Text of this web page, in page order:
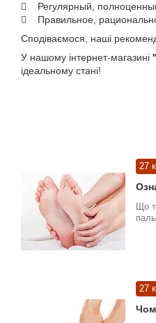
 Регулярный,
 Правильное,
Сподіваємося, наші
У нашому інтернет-магазині
ідеальному стані!
27
Що
27